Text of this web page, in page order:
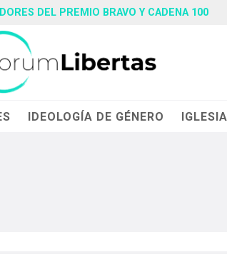
DEL PREMIO BRAVO Y CADENA 100
IDEOLOGÍA DE GÉNERO IGLESIA